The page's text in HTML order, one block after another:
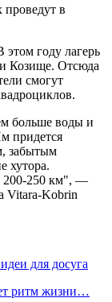
году лагерь
Козище. Отсюда
смогут
больше воды и
придется
забытым
хутора.
200-250 км", —
Vitara-Kobrin
для досуга
ритм жизни…